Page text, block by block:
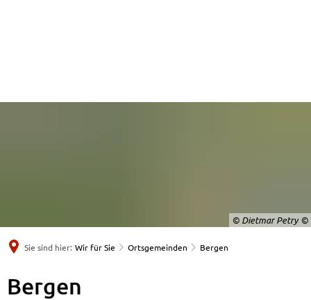
© Dietmar Petry
Sie sind hier: Wir für Sie Ortsgemeinden Bergen
Bergen
Bergen